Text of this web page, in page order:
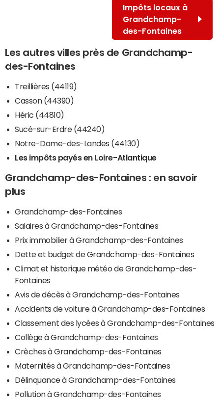
Impôts locaux à
Grandchamp-
des-Fontaines
Les autres villes près de Grandchamp-
des-Fontaines
Treillières (44119)
Casson (44390)
Héric (44810)
Sucé-sur-Erdre (44240)
Notre-Dame-des-Landes (44130)
Les impôts payés en Loire-Atlantique
Grandchamp-des-Fontaines : en savoir
plus
Grandchamp-des-Fontaines
Salaires à Grandchamp-des-Fontaines
Prix immobilier à Grandchamp-des-Fontaines
Dette et budget de Grandchamp-des-Fontaines
Climat et historique météo de Grandchamp-des-
Fontaines
Avis de décès à Grandchamp-des-Fontaines
Accidents de voiture à Grandchamp-des-Fontaines
Classement des lycées à Grandchamp-des-Fontaines
Collège à Grandchamp-des-Fontaines
Crèches à Grandchamp-des-Fontaines
Maternités à Grandchamp-des-Fontaines
Délinquance à Grandchamp-des-Fontaines
Pollution à Grandchamp-des-Fontaines